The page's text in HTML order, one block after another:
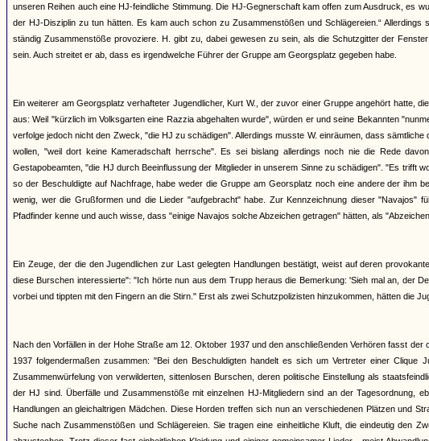
unseren Reihen auch eine HJ-feindliche Stimmung. Die HJ-Gegnerschaft kam offen zum Ausdruck, es
der HJ-Disziplin zu tun hätten. Es kam auch schon zu Zusammenstößen und Schlägereien.“
ständig Zusammenstöße provoziere. H. gibt zu, dabei gewesen zu sein, als die Schutzgitter der
sein. Auch streitet er ab, dass es irgendwelche Führer der Gruppe am Georgsplatz gegeben habe.
Ein weiterer am Georgsplatz verhafteter Jugendlicher, Kurt W., der zuvor einer Gruppe angehört hatte,
aus: Weil "kürzlich im Volksgarten eine Razzia abgehalten wurde", würden er und seine Bekannten
verfolge jedoch nicht den Zweck, "die HJ zu schädigen". Allerdings musste W. einräumen, dass
wollen, "weil dort keine Kameradschaft herrsche". Es sei bislang allerdings noch nie die Rede
Gestapobeamten, "die HJ durch Beeinflussung der Mitglieder in unserem Sinne zu schädigen". "Es trifft
so der Beschuldigte auf Nachfrage, habe weder die Gruppe am Georsplatz noch eine andere der ihm
wenig, wer die Grußformen und die Lieder "aufgebracht" habe. Zur Kennzeichnung dieser "Navajos"
Pfadfinder kenne und auch wisse, dass "einige Navajos solche Abzeichen getragen" hätten, als
Ein Zeuge, der die den Jugendlichen zur Last gelegten Handlungen bestätigt, weist auf deren
diese Burschen interessierte": "Ich hörte nun aus dem Trupp heraus die Bemerkung: 'Sieh mal an, der
vorbei und tippten mit den Fingern an die Stirn." Erst als zwei Schutzpolizisten hinzukommen, hätten die
Nach den Vorfällen in der Hohe Straße am 12. Oktober 1937 und den anschließenden Verhören fasst
1937 folgendermaßen zusammen: "Bei den Beschuldigten handelt es sich um Vertreter einer
Zusammenwürfelung von verwilderten, sittenlosen Burschen, deren politische Einstellung als
der HJ sind. Überfälle und Zusammenstöße mit einzelnen HJ-Mitgliedern sind an der Tagesordnung,
Handlungen an gleichaltrigen Mädchen. Diese Horden treffen sich nun an verschiedenen Plätzen und
Suche nach Zusammenstößen und Schlägereien. Sie tragen eine einheitliche Kluft, die eindeutig den